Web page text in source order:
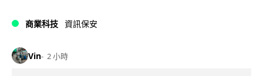
商業科技 資訊保安
Vin 2 小時